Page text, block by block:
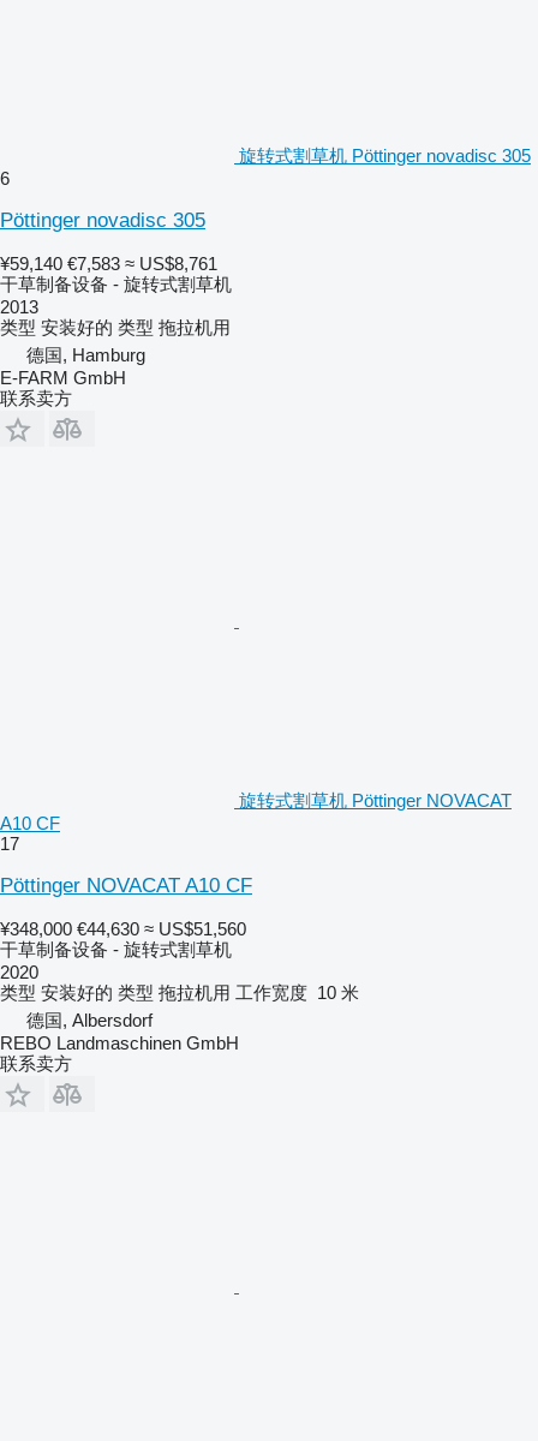
旋转式割草机 Pöttinger novadisc 305
6
Pöttinger novadisc 305
¥59,140 €7,583 ≈ US$8,761
干草制备设备 - 旋转式割草机
2013
类型 安装好的 类型 拖拉机用
德国, Hamburg
E-FARM GmbH
联系卖方
旋转式割草机 Pöttinger NOVACAT
A10 CF
17
Pöttinger NOVACAT A10 CF
¥348,000 €44,630 ≈ US$51,560
干草制备设备 - 旋转式割草机
2020
类型 安装好的 类型 拖拉机用 工作宽度 10 米
德国, Albersdorf
REBO Landmaschinen GmbH
联系卖方